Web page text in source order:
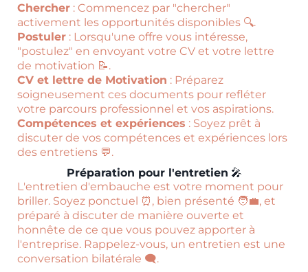
Chercher : Commencez par "chercher"
activement les opportunités disponibles 🔍.
Postuler : Lorsqu'une offre vous intéresse,
"postulez" en envoyant votre CV et votre lettre
de motivation 📝.
CV et lettre de Motivation : Préparez
soigneusement ces documents pour refléter
votre parcours professionnel et vos aspirations.
Compétences et expériences : Soyez prêt à
discuter de vos compétences et expériences lors
des entretiens 💬.
Préparation pour l'entretien 🎤
L'entretien d'embauche est votre moment pour
briller. Soyez ponctuel ⏰, bien présenté 🧑‍💼, et
préparé à discuter de manière ouverte et
honnête de ce que vous pouvez apporter à
l'entreprise. Rappelez-vous, un entretien est une
conversation bilatérale 🗨️.